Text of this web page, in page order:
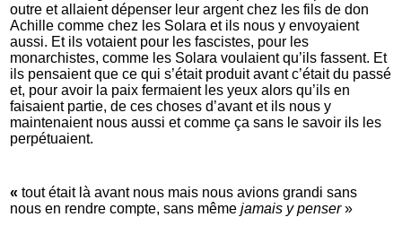
outre et allaient dépenser leur argent chez les fils de don
Achille comme chez les Solara et ils nous y envoyaient
aussi. Et ils votaient pour les fascistes, pour les
monarchistes, comme les Solara voulaient qu’ils fassent. Et
ils pensaient que ce qui s’était produit avant c’était du passé
et, pour avoir la paix fermaient les yeux alors qu’ils en
faisaient partie, de ces choses d’avant et ils nous y
maintenaient nous aussi et comme ça sans le savoir ils les
perpétuaient.
«tout était là avant nous mais nous avions grandi sans
nous en rendre compte, sans mêmejamais y penser»